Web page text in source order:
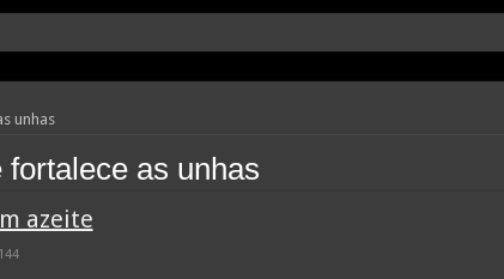
unhas
fortalece as unhas
azeite
144